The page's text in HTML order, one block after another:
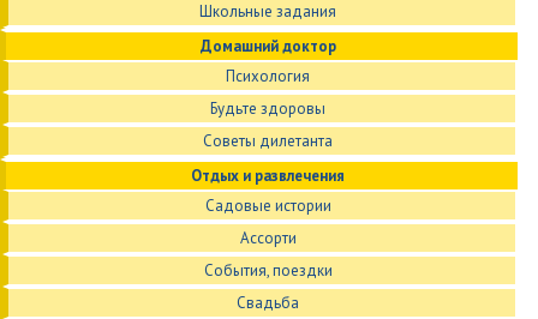
Школьные задания
Домашний доктор
Психология
Будьте здоровы
Советы дилетанта
Отдых и развлечения
Садовые истории
Ассорти
События, поездки
Свадьба